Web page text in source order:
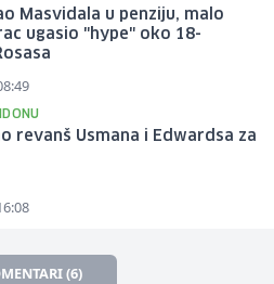
Masvidala u penziju, malo
ugasio "hype" oko 18-
revanš Usmana i Edwardsa za
(6)